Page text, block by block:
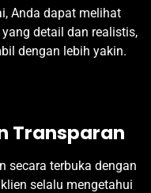
Anda dapat melihat
detail dan realistis,
dengan lebih yakin.
Transparan
secara terbuka dengan
selalu mengetahui